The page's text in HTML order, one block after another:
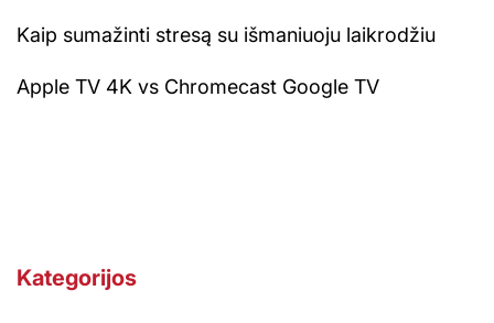
Kaip sumažinti stresą su išmaniuoju laikrodžiu
Apple TV 4K vs Chromecast Google TV
Kategorijos